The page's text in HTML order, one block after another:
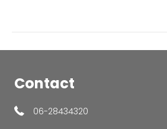
Contact
06-28434320